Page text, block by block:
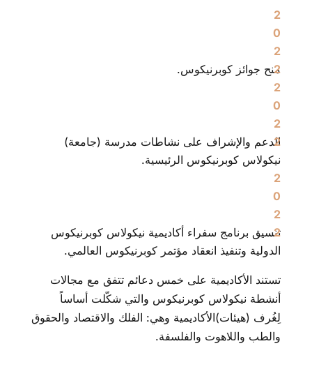
منح جوائز كوبرنيكوس.
الدعم والإشراف على نشاطات مدرسة (جامعة)
نيكولاس كوبرنيكوس الرئيسية.
تنسيق برنامج سفراء أكاديمية نيكولاس كوبرنيكوس
الدولية وتنفيذ انعقاد مؤتمر كوبرنيكوس العالمي.
تستند الأكاديمية على خمس دعائم تتفق مع مجالات
أنشطة نيكولاس كوبرنيكوس والتي شكّلت أساساً
لِغُرف (هيئات)الأكاديمية وهي: الفلك والاقتصاد والحقوق
والطب واللاهوت والفلسفة.